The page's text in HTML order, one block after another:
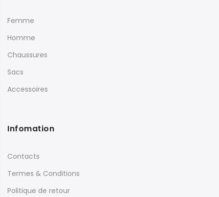
Femme
Homme
Chaussures
Sacs
Accessoires
Infomation
Contacts
Termes & Conditions
Politique de retour